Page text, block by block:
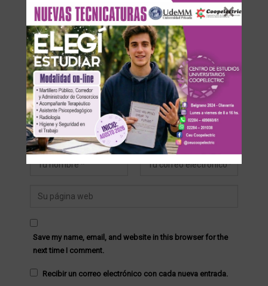
Su dirección de correo electrónico no será publicada.
Save my name, email, and website in this browser for the
next time I comment.
Recibir un correo electrónico con cada nueva entrada.